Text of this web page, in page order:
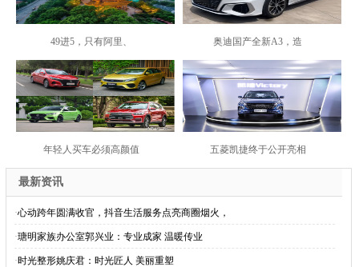
49进5，只有阿里、 奥迪国产全新A3，造
年轻人买车必须高颜值 五菱凯捷终于公开亮相
最新资讯
·心动跨年圆满收官，抖音生活服务点亮商圈烟火，
·瑭明家族办公室郭兴业：专业成家 温暖传业
·时光整形姚庆君：时光匠人 美丽重塑